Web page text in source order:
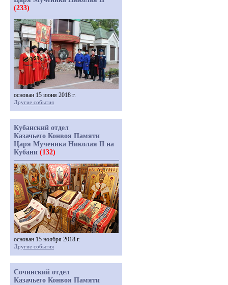
(233)
основан 15 июня 2018 г.
Другие события
Кубанский отдел
Казачьего Конвоя Памяти
Царя Мученика Николая II на
Кубани (132)
основан 15 ноября 2018 г.
Другие события
Сочинский отдел
Казачьего Конвоя Памяти